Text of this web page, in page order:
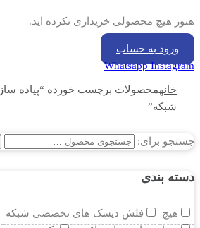
هنوز هیچ محصولی خریداری نکرده اید.
ورود به حساب
Whatsapp Instagram
خانهمحصولات برچسب خورده “پیاده
شبکه”
جستجو برای:
دسته بندی
هیچ فلش دیسک های تخصصی شبکه